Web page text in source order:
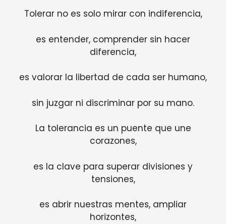
Tolerar no es solo mirar con indiferencia,
es entender, comprender sin hacer
diferencia,
es valorar la libertad de cada ser humano,
sin juzgar ni discriminar por su mano.
La tolerancia es un puente que une
corazones,
es la clave para superar divisiones y
tensiones,
es abrir nuestras mentes, ampliar
horizontes,